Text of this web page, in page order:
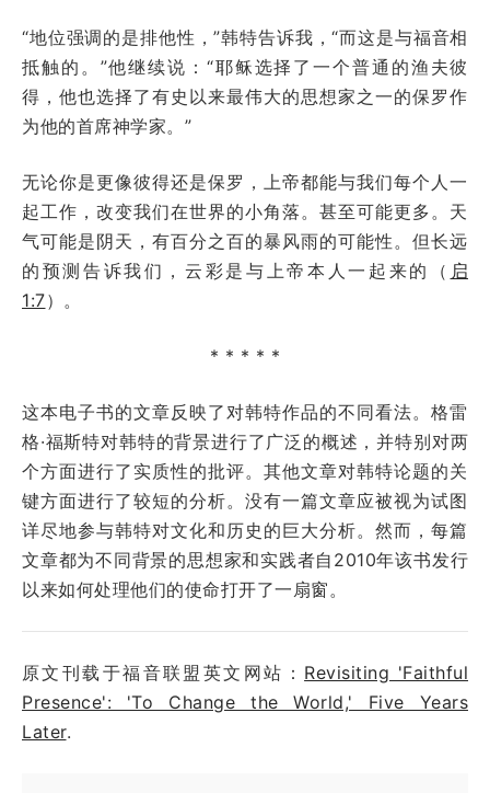
“地位强调的是排他性，”韩特告诉我，“而这是与福音相
抵触的。”他继续说：“耶稣选择了一个普通的渔夫彼
得，他也选择了有史以来最伟大的思想家之一的保罗作
为他的首席神学家。”
无论你是更像彼得还是保罗，上帝都能与我们每个人一
起工作，改变我们在世界的小角落。甚至可能更多。天
气可能是阴天，有百分之百的暴风雨的可能性。但长远
的预测告诉我们，云彩是与上帝本人一起来的（ 启
1:7）。
* * * * *
这本电子书的文章反映了对韩特作品的不同看法。格雷
格·福斯特对韩特的背景进行了广泛的概述，并特别对两
个方面进行了实质性的批评。其他文章对韩特论题的关
键方面进行了较短的分析。没有一篇文章应被视为试图
详尽地参与韩特对文化和历史的巨大分析。然而，每篇
文章都为不同背景的思想家和实践者自2010年该书发行
以来如何处理他们的使命打开了一扇窗。
原文刊载于福音联盟英文网站： Revisiting 'Faithful
Presence': 'To Change the World,' Five Years
Later.